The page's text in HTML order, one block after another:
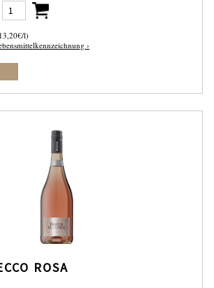
l)
›
ROSA